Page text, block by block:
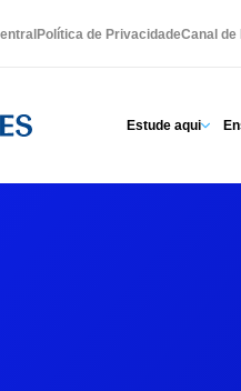
Política de PrivacidadeCanal de
Estude aqui